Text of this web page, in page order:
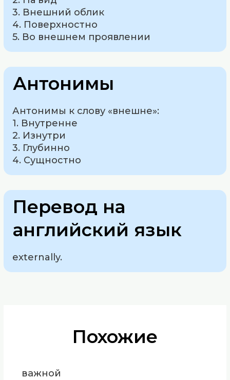
3. Внешний облик
4. Поверхностно
5. Во внешнем проявлении
Антонимы
Антонимы к слову «внешне»:
1. Внутренне
2. Изнутри
3. Глубинно
4. Сущностно
Перевод на
английский язык
externally.
Похожие
важной